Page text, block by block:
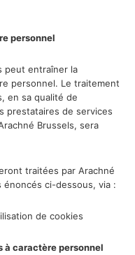
personnel
peut entraîner la
personnel. Le traitement
en sa qualité de
prestataires de services
Brussels, sera
traitées par Arachné
ci-dessous, via :
de cookies
à caractère personnel